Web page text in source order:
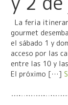
La feria
gourmet
el sábado 1 y
acceso por las
entre las 10 y
El próximo […]